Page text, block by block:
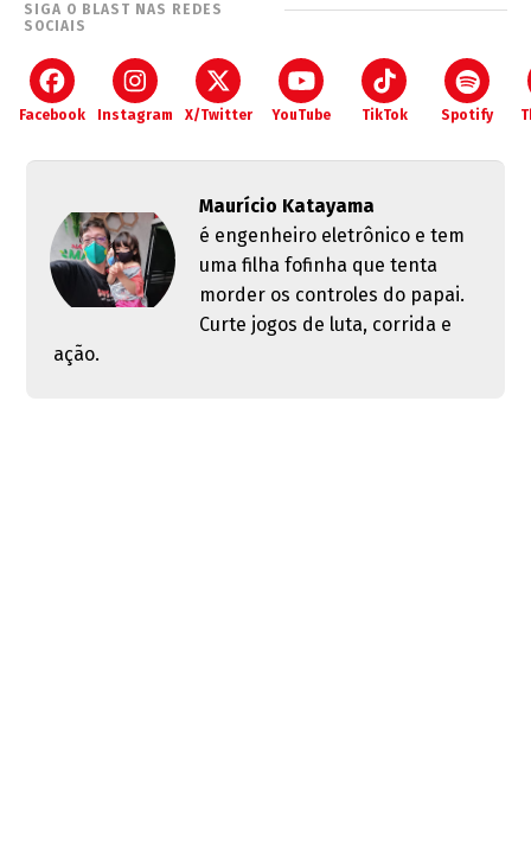
SIGA O BLAST NAS REDES
SOCIAIS
Facebook Instagram X/Twitter YouTube TikTok Spotify
Maurício Katayama
é engenheiro eletrônico e tem
uma filha fofinha que tenta
morder os controles do papai.
Curte jogos de luta, corrida e
ação.